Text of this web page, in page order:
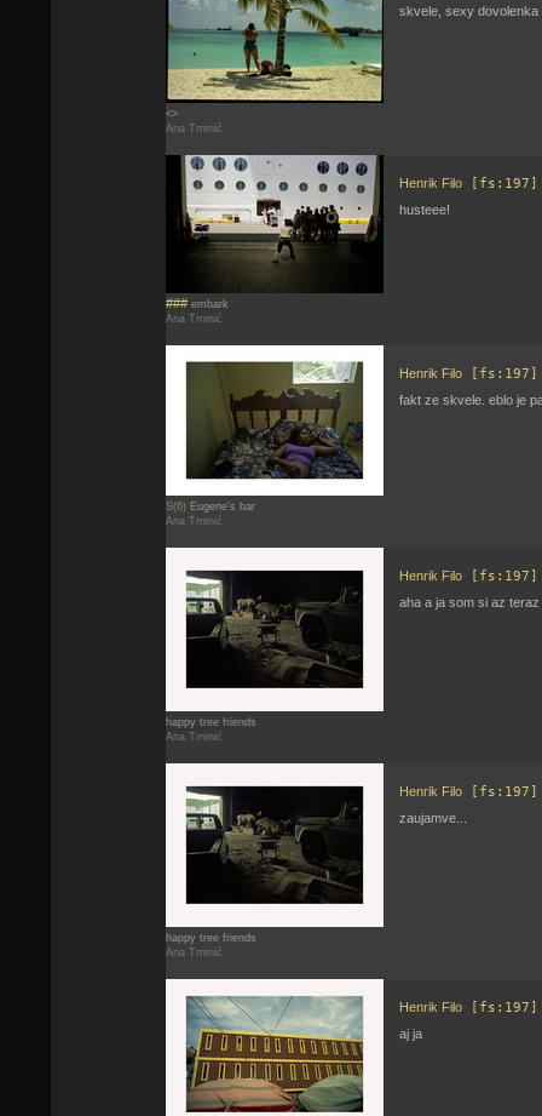
<>
Ana Trninić
skvele, sexy dovolenka
### embark
Ana Trninić
Henrik Filo [fs:197]
husteee!
S(6) Eugene's bar
Ana Trninić
Henrik Filo [fs:197]
fakt ze skvele. eblo je
happy tree friends
Ana Trninić
Henrik Filo [fs:197]
aha a ja som si az
happy tree friends
Ana Trninić
Henrik Filo [fs:197]
zaujamve...
Henrik Filo [fs:197]
aj ja